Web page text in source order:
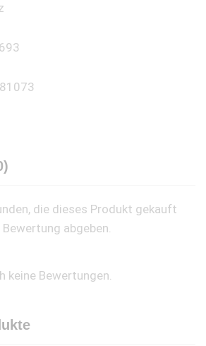
die dieses Produkt gekauft
abgeben.
keine Bewertungen.